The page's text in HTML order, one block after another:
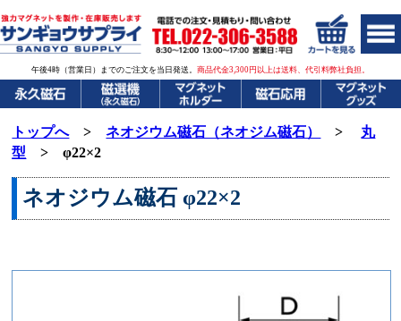
午後4時（営業日）までのご注文を当日発送。 商品代金3,300円以上は送料、代引料弊社負担。
トップへ>ネオジウム磁石（ネオジム磁石） > 丸
型 > φ22×2
ネオジウム磁石 φ22×2